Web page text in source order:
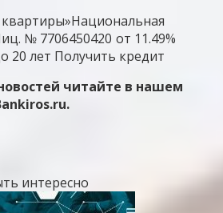
Национальная
№ 7706450420 от 11.49%
20 лет Получить кредит
читайте в нашем
интересно